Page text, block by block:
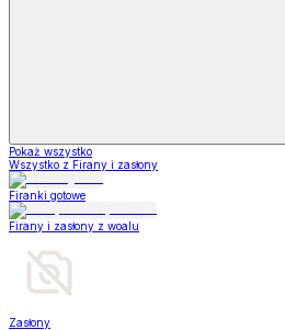
Pokaż wszystko
Wszystko z Firany i zasłony
Firanki gotowe
Firany i zasłony z woalu
Zasłony